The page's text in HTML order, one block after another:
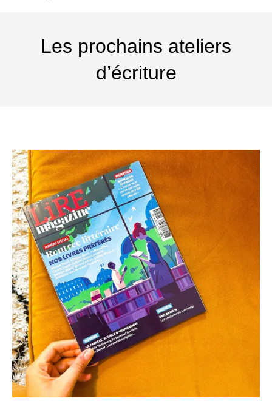
Les prochains ateliers
d’écriture